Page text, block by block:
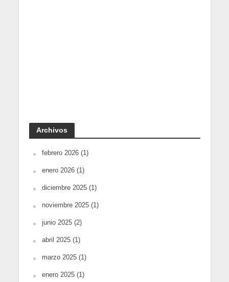
Archivos
febrero 2026(1)
enero 2026(1)
diciembre 2025(1)
noviembre 2025(1)
junio 2025(2)
abril 2025(1)
marzo 2025(1)
enero 2025(1)